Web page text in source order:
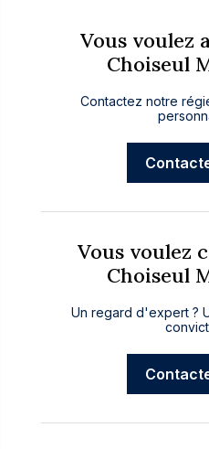
Vous voulez
Choiseul
Contactez notre
Vous voulez
Choiseul
Un regard d'expert ?